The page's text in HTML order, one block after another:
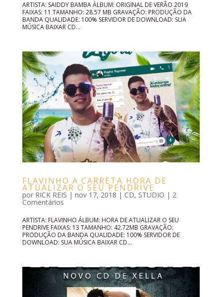
ARTISTA: SAIDDY BAMBA ÁLBUM: ORIGINAL DE VERÃO 2019
FAIXAS: 11 TAMANHO: 28.57 MB GRAVAÇÃO: PRODUÇÃO DA
BANDA QUALIDADE: 100% SERVIDOR DE DOWNLOAD: SUA
MÚSICA BAIXAR CD...
FLAVINHO A CARRETA HORA DE
ATUALIZAR O SEU PENDRIVE
por RICK REIS | nov 17, 2018 | CD, STUDIO | 2
Comentários
ARTISTA: FLAVINHO ÁLBUM: HORA DE ATUALIZAR O SEU
PENDRIVE FAIXAS: 13 TAMANHO: 42.72MB GRAVAÇÃO:
PRODUÇÃO DA BANDA QUALIDADE: 100% SERVIDOR DE
DOWNLOAD: SUA MÚSICA BAIXAR CD...